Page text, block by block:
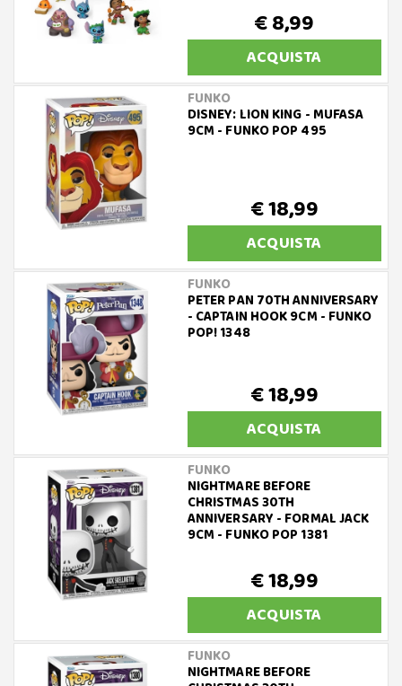
€ 8,99
ACQUISTA
FUNKO
DISNEY: LION KING - MUFASA
9CM - FUNKO POP 495
€ 18,99
ACQUISTA
FUNKO
PETER PAN 70TH ANNIVERSARY
- CAPTAIN HOOK 9CM - FUNKO
POP! 1348
€ 18,99
ACQUISTA
FUNKO
NIGHTMARE BEFORE
CHRISTMAS 30TH
ANNIVERSARY - FORMAL JACK
9CM - FUNKO POP 1381
€ 18,99
ACQUISTA
FUNKO
NIGHTMARE BEFORE